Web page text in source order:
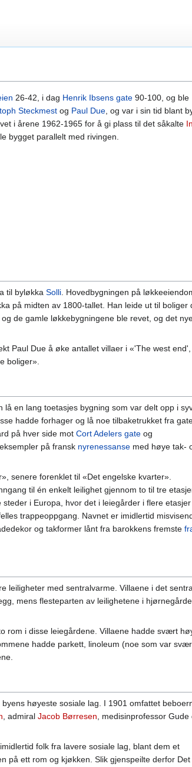
26-42, i dag Henrik Ibsens gate 90-100, og ble
Steckmest og Paul Due, og var i sin tid blant
i årene 1962-1965 for å gi plass til det såkalte
bygget parallelt med rivingen.
til byløkka Solli. Hovedbygningen på
på midten av 1800-tallet. Han leide ut til boliger
de gamle løkkebygningene ble revet, og det
Paul Due å øke antallet villaer i «'The west
boliger».
en lang toetasjes bygning som var delt opp i
hadde forhager og lå noe tilbaketrukket fra
på hver side mot Cort Adelers gate og
på fransk nyrenessanse med høye tak-
senere forenklet til «Det engelske kvarter».
til én enkelt leilighet gjennom to til tre
i Europa, hvor det i leiegårder i flere
trappeoppgang. Navnet er imidlertid
og takformer lånt fra barokkens fremste
leiligheter med sentralvarme. Villaene i det
mens flesteparten av leilighetene i
rom i disse leiegårdene. Villaene hadde svært
hadde parkett, linoleum (noe som var
høyeste sosiale lag. I 1901 omfattet
, admiral Jacob Børresen, medisinprofessor Gude
folk fra lavere sosiale lag, blant dem et
på ett rom og kjøkken. Slik gjenspeilte derfor Det